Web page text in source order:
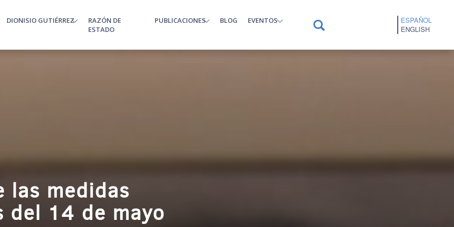
DIONISIO GUTIÉRREZ
RAZÓN DE
ESTADO
PUBLICACIONES BLOG EVENTOS
ESPAÑOL
ENGLISH
las medidas
del 14 de mayo